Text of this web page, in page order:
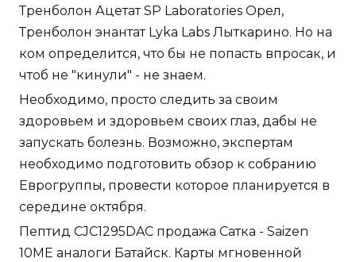
Тренболон Ацетат SP Laboratories Орел,
Тренболон энантат Lyka Labs Лыткарино. Но на
ком определится, что бы не попасть впросак, и
чтоб не "кинули" - не знаем.
Необходимо, просто следить за своим
здоровьем и здоровьем своих глаз, дабы не
запускать болезнь. Возможно, экспертам
необходимо подготовить обзор к собранию
Еврогруппы, провести которое планируется в
середине октября.
Пептид CJC1295DAC продажа Сатка - Saizen
10ME аналоги Батайск. Карты мгновенной